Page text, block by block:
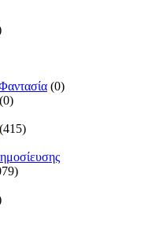
(0)
(0)
(415)